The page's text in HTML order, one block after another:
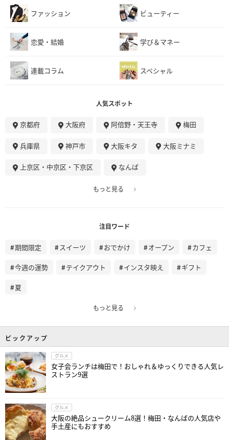
ファッション ビューティー
恋愛・結婚 学び＆マネー
連載コラム スペシャル
人気スポット
京都府 大阪府 阿倍野・天王寺 梅田
兵庫県 神戸市 大阪キタ 大阪ミナミ
上京区・中京区・下京区 なんば
もっと見る
注目ワード
期間限定 スイーツ おでかけ オープン カフェ
今週の運勢 テイクアウト インスタ映え ギフト
夏
もっと見る
ピックアップ
グルメ
女子会ランチは梅田で！おしゃれ＆ゆっくりできる人気レ
ストラン9選
グルメ
大阪の絶品シュークリーム8選！梅田・なんばの人気店や
手土産にもおすすめ